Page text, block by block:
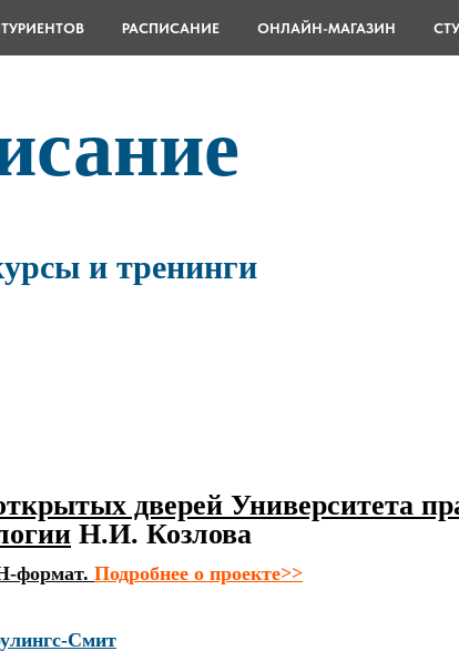
РАСПИСАНИЕ ОНЛАЙН-МАГАЗИН
и тренинги
дверей Университета
Н.И. Козлова
Подробнее о проекте>>
Смит